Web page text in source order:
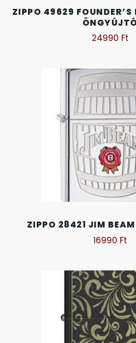
ZIPPO 49629
24990 Ft
ZIPPO 28421 JIM
16990 Ft
ÓRÁS GÉPEK
ÓRATARTÓ DOBOZOK
SANTA BARBARA
SENCOR